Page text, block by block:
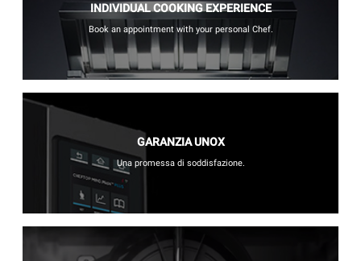
INDIVIDUAL COOKING EXPERIENCE
Book an appointment with your personal Chef.
GARANZIA UNOX
Una promessa di soddisfazione.